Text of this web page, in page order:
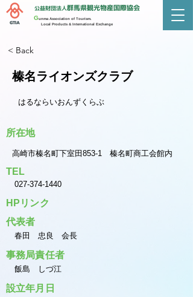
GTIA
公益財団法人群馬県観光物産国際協会
Gunma Association of Tourism.
Local Products & International Exchange
< Back
榛名ライオンズクラブ
はるならいおんずくらぶ
所在地
高崎市榛名町下室田853-1 榛名町商工会館内
TEL
027-374-1440
HPリンク
代表者
春田 忠良 会長
事務局責任者
飯島 しづ江
設立年月日